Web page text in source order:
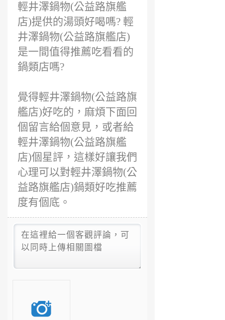
輕井澤鍋物(公益路旗艦
店)提供的湯頭好喝嗎? 輕
井澤鍋物(公益路旗艦店)
是一間值得推薦吃看看的
鍋類店嗎?
覺得輕井澤鍋物(公益路旗
艦店)好吃的，麻煩下面回
個留言給個意見，或者給
輕井澤鍋物(公益路旗艦
店)個星評，這樣好讓我們
心理可以對輕井澤鍋物(公
益路旗艦店)鍋類好吃推薦
度有個底。